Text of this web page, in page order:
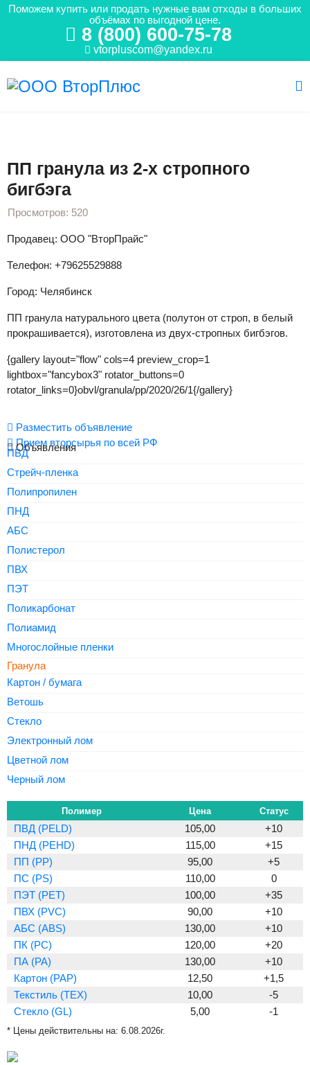
Поможем купить или продать нужные вам отходы в больших
объёмах по выгодной цене.
8 (800) 600-75-78
vtorpluscom@yandex.ru
ПП гранула из 2-х стропного
бигбэга
Просмотров: 520
Продавец: ООО "ВторПрайс"
Телефон: +79625529888
Город: Челябинск
ПП гранула натурального цвета (полутон от строп, в белый
прокрашивается), изготовлена из двух-стропных бигбэгов.
{gallery layout="flow" cols=4 preview_crop=1
lightbox="fancybox3" rotator_buttons=0
rotator_links=0}obvl/granula/pp/2020/26/1{/gallery}
Разместить объявление
Прием вторсырья по всей РФ
Объявления
ПВД
Стрейч-пленка
Полипропилен
ПНД
АБС
Полистерол
ПВХ
ПЭТ
Поликарбонат
Полиамид
Многослойные пленки
Гранула
Картон / бумага
Ветошь
Стекло
Электронный лом
Цветной лом
Черный лом
Полимер Цена Статус
ПВД (PELD) 105,00
+10
ПНД (PEHD)
115,00
+15
ПП (PP)
95,00
+5
ПС (PS)
110,00
0
ПЭТ (PET)
100,00
+35
ПВХ (PVC)
90,00
+10
АБС (ABS)
130,00
+10
ПК (PC)
120,00
+20
ПА (PA)
130,00
+10
Картон (PAP)
12,50
+1,5
Текстиль (TEX)
10,00
-5
Стекло (GL)
5,00 -1
* Цены действительны на: 6.08.2026г.